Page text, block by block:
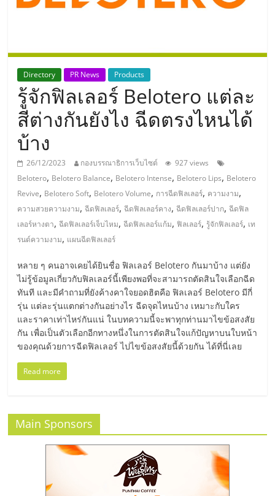
ธุรกิจ
เอ
ส
เอ็
มอี
ไทย,
SMEs,
แฟ
รน
ไชส์,
ที่
ปรึกษา
แฟ
Directory PR News Products
รู้จักฟิลเลอร์ Belotero แต่ละ
สีต่างกันยังไง ฉีดตรงไหนได้
บ้าง
26/12/2023 กองบรรณาธิการเว็บไซต์
927 views
Belotero, Belotero Balance, Belotero Intense, Belotero Lips, Belotero
Revive, Belotero Soft, Belotero Volume, การฉีดฟิลเลอร์, ความงาม,
ความสวยความงาม,ฉีดฟิลเลอร์,ฉีดฟิลเลอร์คาง,ฉีดฟิลเลอร์ปาก,ฉีดฟิล
เลอร์หางตา,ฉีดฟิลเลอร์เจ็บไหม,ฉีดฟิลเลอร์แก้ม,ฟิลเลอร์, รู้จักฟิลเลอร์, เท
รนด์ความงาม, แผนฉีดฟิลเลอร์
หลาย ๆ คนอาจเคยได้ยินชื่อ ฟิลเลอร์ Belotero กันมาบ้าง แต่ยัง
ไม่รู้ข้อมูลเกี่ยวกับฟิลเลอร์นี้เพียงพอที่จะสามารถตัดสินใจเลือกฉีด
ทันที และมีคำถามที่ยังค้างคาใจยอดฮิตคือ ฟิลเลอร์ Belotero มีกี่
รุ่น แต่ละรุ่นแตกต่างกันอย่างไร ฉีดจุดไหนบ้าง เหมาะกับใคร
และราคาเท่าไหร่กันแน่ ในบทความนี้จะพาทุกท่านมาไขข้อสงสัย
กัน เพื่อเป็นตัวเลือกอีกทางหนึ่งในการตัดสินใจแก้ปัญหาบนใบหน้า
ของคุณด้วยการฉีดฟิลเลอร์ ไปไขข้อสงสัยนี้ด้วยกัน ได้ที่นี่เลย
Read more
Main Sponsors